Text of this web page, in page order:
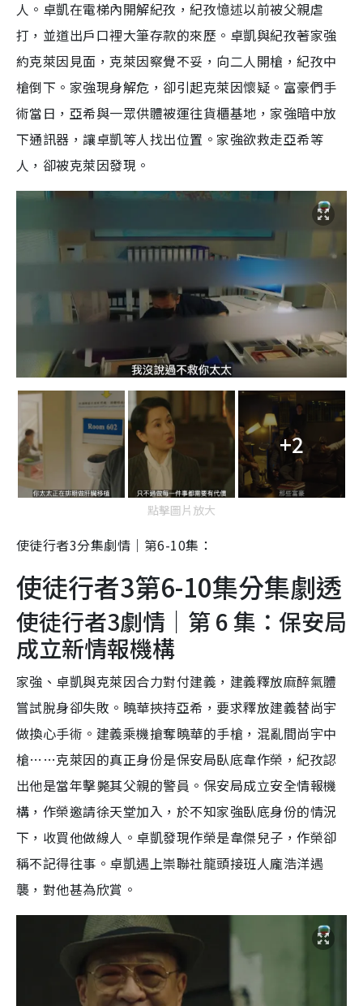
人。卓凱在電梯內開解紀孜，紀孜憶述以前被父親虐
打，並道出戶口裡大筆存款的來歷。卓凱與紀孜著家強
約克萊因見面，克萊因察覺不妥，向二人開槍，紀孜中
槍倒下。家強現身解危，卻引起克萊因懷疑。富豪們手
術當日，亞希與一眾供體被運往貨櫃基地，家強暗中放
下通訊器，讓卓凱等人找出位置。家強欲救走亞希等
人，卻被克萊因發現。
+2
點擊圖片放大
使徒行者3分集劇情｜第6-10集：
使徒行者3第6-10集分集劇透
使徒行者3劇情｜第 6 集：保安局
成立新情報機構
家強、卓凱與克萊因合力對付建義，建義釋放麻醉氣體
嘗試脫身卻失敗。曉華挾持亞希，要求釋放建義替尚宇
做換心手術。建義乘機搶奪曉華的手槍，混亂間尚宇中
槍……克萊因的真正身份是保安局臥底韋作榮，紀孜認
出他是當年擊斃其父親的警員。保安局成立安全情報機
構，作榮邀請徐天堂加入，於不知家強臥底身份的情況
下，收買他做線人。卓凱發現作榮是韋傑兒子，作榮卻
稱不記得往事。卓凱遇上崇聯社龍頭接班人龐浩洋遇
襲，對他甚為欣賞。